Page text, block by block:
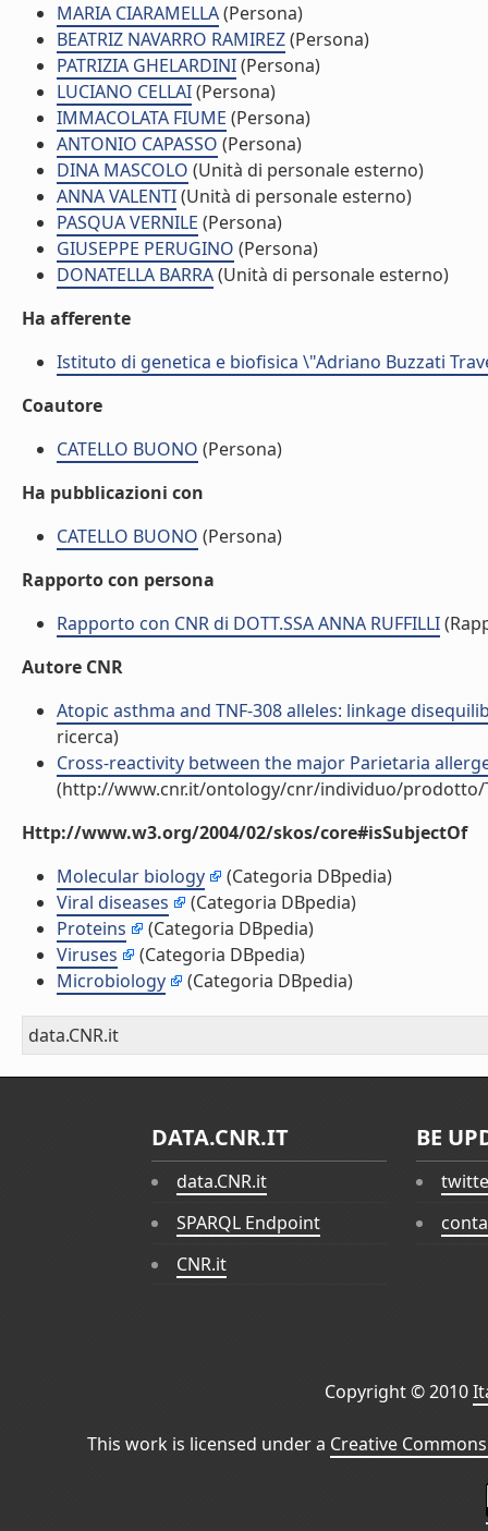
MARIA CIARAMELLA(Persona)
BEATRIZ NAVARRO RAMIREZ(Persona)
PATRIZIA GHELARDINI(Persona)
LUCIANO CELLAI(Persona)
IMMACOLATA FIUME (Persona)
ANTONIO CAPASSO (Persona)
DINA MASCOLO (Unità di personale esterno)
ANNA VALENTI(Unità di personale esterno)
PASQUA VERNILE (Persona)
GIUSEPPE PERUGINO (Persona)
DONATELLA BARRA(Unità di personale esterno)
Ha afferente
Istituto di genetica e biofisica \"Adriano Buzzati
Coautore
CATELLO BUONO (Persona)
Ha pubblicazioni con
CATELLO BUONO (Persona)
Rapporto con persona
Rapporto con CNR di DOTT.SSA ANNA RUFFILLI
Autore CNR
Atopic asthma and TNF-308 alleles: linkage
ricerca)
Cross-reactivity between the major Parietaria
(http://www.cnr.it/ontology/cnr/individuo/prodotto/
Http://www.w3.org/2004/02/skos/core#isSubjectOf
Molecular biology
(Categoria DBpedia)
Viral diseases
(Categoria DBpedia)
Proteins
(Categoria DBpedia)
Viruses
(Categoria DBpedia)
Microbiology
(Categoria DBpedia)
data.CNR.it
DATA.CNR.IT
data.CNR.it
SPARQL Endpoint
CNR.it
BE
Copyright © 2010
This work is licensed under a Creative